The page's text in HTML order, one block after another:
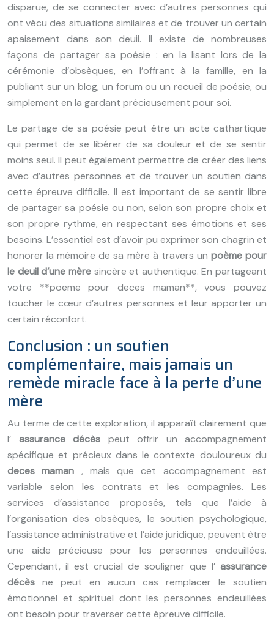
disparue, de se connecter avec d’autres personnes qui
ont vécu des situations similaires et de trouver un certain
apaisement dans son deuil. Il existe de nombreuses
façons de partager sa poésie : en la lisant lors de la
cérémonie d’obsèques, en l’offrant à la famille, en la
publiant sur un blog, un forum ou un recueil de poésie, ou
simplement en la gardant précieusement pour soi.
Le partage de sa poésie peut être un acte cathartique
qui permet de se libérer de sa douleur et de se sentir
moins seul. Il peut également permettre de créer des liens
avec d’autres personnes et de trouver un soutien dans
cette épreuve difficile. Il est important de se sentir libre
de partager sa poésie ou non, selon son propre choix et
son propre rythme, en respectant ses émotions et ses
besoins. L’essentiel est d’avoir pu exprimer son chagrin et
honorer la mémoire de sa mère à travers un poème pour
le deuil d’une mère sincère et authentique. En partageant
votre **poeme pour deces maman**, vous pouvez
toucher le cœur d’autres personnes et leur apporter un
certain réconfort.
Conclusion : un soutien
complémentaire, mais jamais un
remède miracle face à la perte d’une
mère
Au terme de cette exploration, il apparaît clairement que
l’ assurance décès peut offrir un accompagnement
spécifique et précieux dans le contexte douloureux du
deces maman , mais que cet accompagnement est
variable selon les contrats et les compagnies. Les
services d’assistance proposés, tels que l’aide à
l’organisation des obsèques, le soutien psychologique,
l’assistance administrative et l’aide juridique, peuvent être
une aide précieuse pour les personnes endeuillées.
Cependant, il est crucial de souligner que l’ assurance
décès ne peut en aucun cas remplacer le soutien
émotionnel et spirituel dont les personnes endeuillées
ont besoin pour traverser cette épreuve difficile.